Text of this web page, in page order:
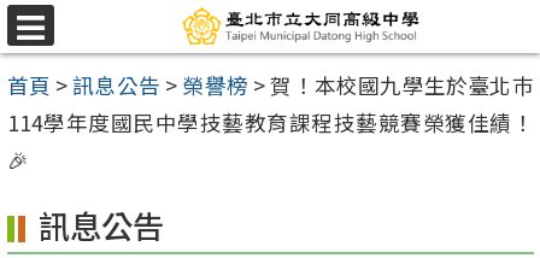
跳
至
主
要
內
區
選
單
首頁 >訊息公告 > 榮譽榜 >賀！本校國九學生於臺北巿
114學年度國民中學技藝教育課程技藝競賽榮獲佳績！
🎉
訊息公告